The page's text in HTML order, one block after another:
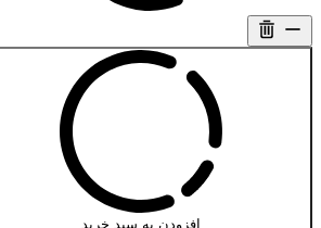
افزودن به سبد خرید